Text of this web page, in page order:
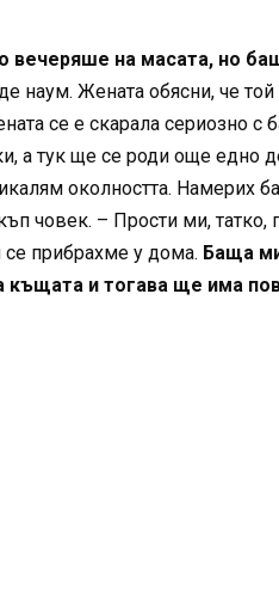
вечеряше на масата, но
Жената обясни, че той
се е скарала сериозно
а тук ще се роди още едно
околността. Намерих
човек. – Прости ми, татко,
прибрахме у дома. Баща
къщата и тогава ще има